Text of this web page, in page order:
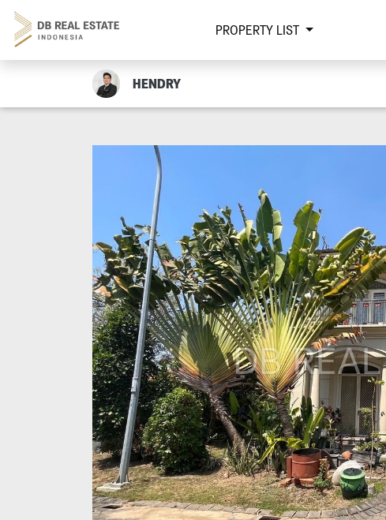
PROPERTY LIST
HENDRY